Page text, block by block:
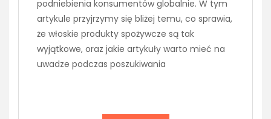
podniebienia konsumentów globalnie. W tym
artykule przyjrzymy się bliżej temu, co sprawia,
że włoskie produkty spożywcze są tak
wyjątkowe, oraz jakie artykuły warto mieć na
uwadze podczas poszukiwania